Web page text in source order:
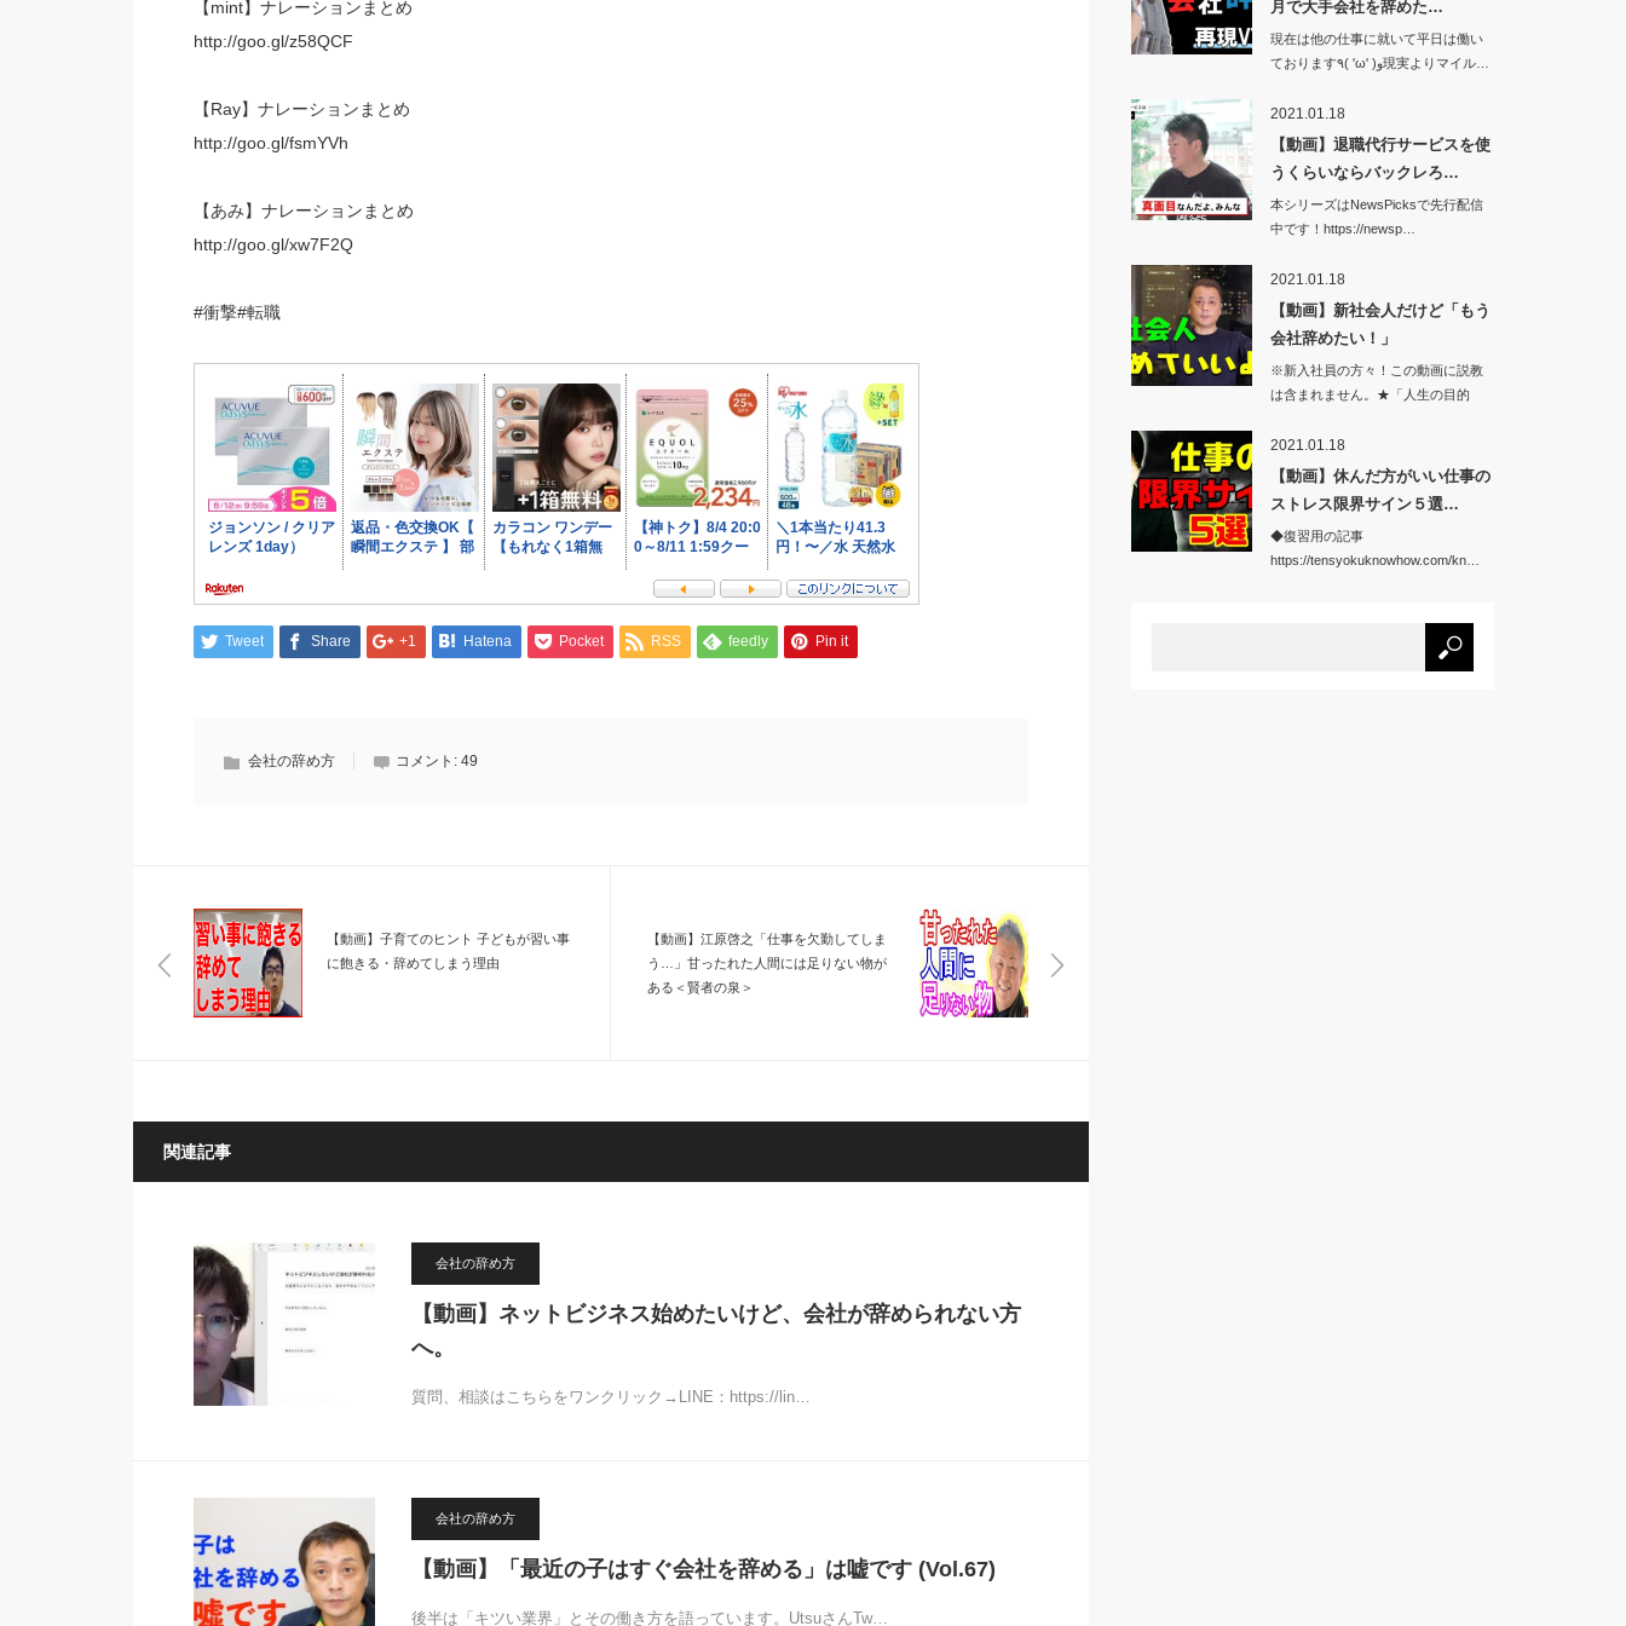
【mint】ナレーションまとめ
http://goo.gl/z58QCF
【Ray】ナレーションまとめ
http://goo.gl/fsmYVh
【あみ】ナレーションまとめ
http://goo.gl/xw7F2Q
#衝撃#転職
Tweet Share +1 Hatena Pocket RSS feedly Pin it
会社の辞め方 コメント: 49
【動画】子育てのヒント 子どもが習い事
に飽きる・辞めてしまう理由
【動画】江原啓之「仕事を欠勤してしま
う…」甘ったれた人間には足りない物が
ある＜賢者の泉＞
関連記事
会社の辞め方
【動画】ネットビジネス始めたいけど、会社が辞められない方
へ。
質問、相談はこちらをワンクリック→LINE：https://lin…
会社の辞め方
【動画】「最近の子はすぐ会社を辞める」は嘘です (Vol.67)
後半は「キツい業界」とその働き方を語っています。UtsuさんTw…
月で大手会社を辞めた…
現在は他の仕事に就いて平日は働い
ております٩( 'ω' )و現実よりマイル…
2021.01.18
【動画】退職代行サービスを使
うくらいならバックレろ…
本シリーズはNewsPicksで先行配信
中です！https://newsp…
2021.01.18
【動画】新社会人だけど「もう
会社辞めたい！」
※新入社員の方々！この動画に説教
は含まれません。★「人生の目的
2021.01.18
【動画】休んだ方がいい仕事の
ストレス限界サイン５選…
◆復習用の記事
https://tensyokuknowhow.com/kn…